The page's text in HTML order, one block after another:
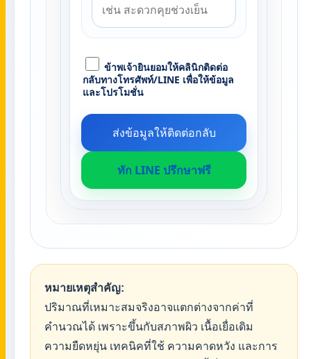
ข้าพเจ้ายินยอมให้คลินิกติดต่อ
กลับทางโทรศัพท์/LINE เพื่อให้ข้อมูล
และโปรโมชั่น
ส่งข้อมูลให้ติดต่อกลับ
ทัก LINE ปรึกษาฟรี
หมายเหตุสำคัญ:
ปริมาณที่เหมาะสมจริงอาจแตกต่างจากค่าที่
คำนวณได้ เพราะขึ้นกับสภาพผิว เนื้อเยื่อเดิม
ความยืดหยุ่น เทคนิคที่ใช้ ความคาดหวัง และการ